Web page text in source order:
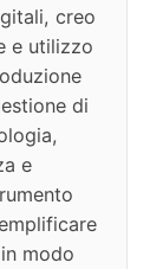
creo
e utilizzo
di
e
modo